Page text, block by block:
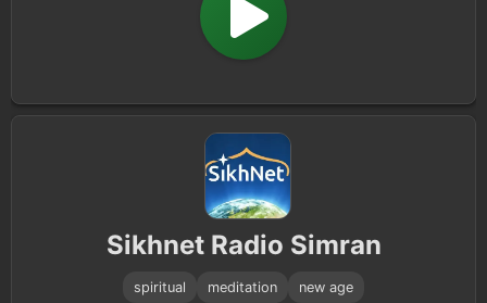
Sikhnet Radio Simran
spiritual meditation new age